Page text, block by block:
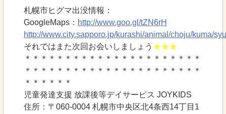
札幌市ヒグマ出没情報：
GoogleMaps： http://www.goo.gl/tZN6rH
http://www.city.sapporo.jp/kurashi/animal/choju/kuma/
それではまた次回お会いしましょう ★★★
＊＊＊＊＊＊＊＊＊＊＊＊＊＊＊＊＊＊＊＊＊＊
＊＊＊＊＊＊＊＊＊＊＊＊＊＊＊＊＊＊＊＊＊＊
＊＊＊＊＊＊
児童発達支援 放課後等デイサービス JOYKIDS
住所：〒060-0004 札幌市中央区北4条西14丁目1